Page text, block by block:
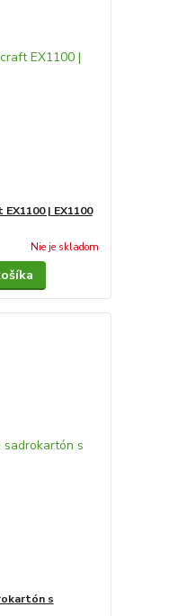
| EX1100
Nie je skladom
s